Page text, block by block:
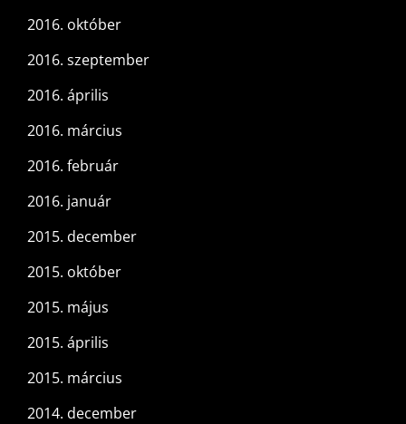
2016. október
2016. szeptember
2016. április
2016. március
2016. február
2016. január
2015. december
2015. október
2015. május
2015. április
2015. március
2014. december